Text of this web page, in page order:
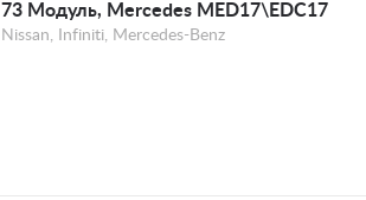
73 Модуль, Mercedes MED17\EDC17
Nissan, Infiniti, Mercedes-Benz